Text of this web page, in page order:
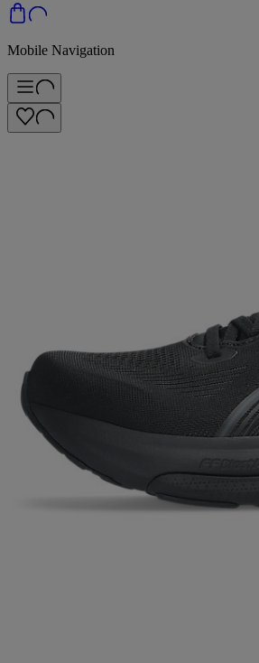
Mobile Navigation